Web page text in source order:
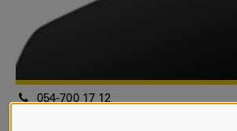
054-700 17 12